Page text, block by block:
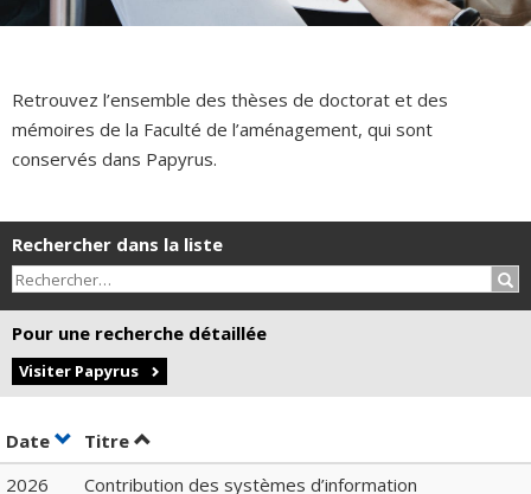
Retrouvez l’ensemble des thèses de doctorat et des
mémoires de la Faculté de l’aménagement, qui sont
conservés dans Papyrus.
Rechercher dans la liste
Pour une recherche détaillée
Visiter Papyrus
Date Trier par date en ordre croissant
Titre Trier par titre en ordre croissant
2026
Contribution des systèmes d’information